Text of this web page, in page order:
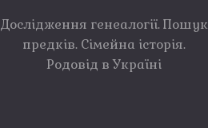
Дослідження генеалогії. Пошук
предків. Сімейна історія.
Родовід в Україні